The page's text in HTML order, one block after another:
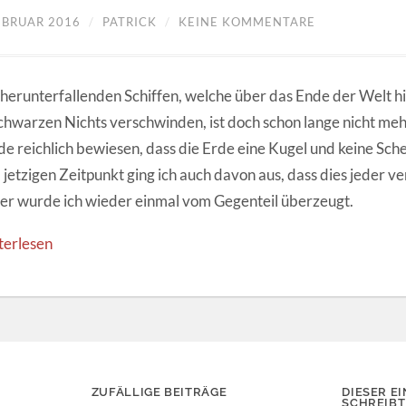
2016 / PATRICK / KEINE KOMMENTARE
Schiffen, welche über das Ende der Welt
Nichts verschwinden, ist doch schon lange nicht
reichlich bewiesen, dass die Erde eine Kugel und keine
Zeitpunkt ging ich auch davon aus, dass dies jeder
wurde ich wieder einmal vom Gegenteil überzeugt.
ZUFÄLLIGE BEITRÄGE
DIESER
SCHREIBT